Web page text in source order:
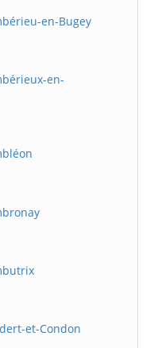
en-Bugey
en-
et-Condon